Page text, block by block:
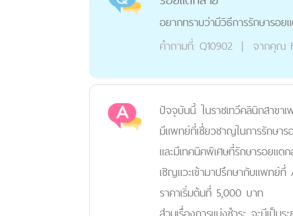
อยากทราบว่ามีวิธีการรักษารอย
คำถามที่: Q10902 | จากคุณ
ปัจจุบันนี้ ในราชเทวีคลินิกสาขา
มีแพทย์ที่เชี่ยวชาญในการรักษา
และมีเทคนิคพิเศษที่รักษารอยแต
เชิญแวะเข้ามาปรึกษากับแพทย์ที่
ราคาเริ่มต้นที่ 5,000 บาท